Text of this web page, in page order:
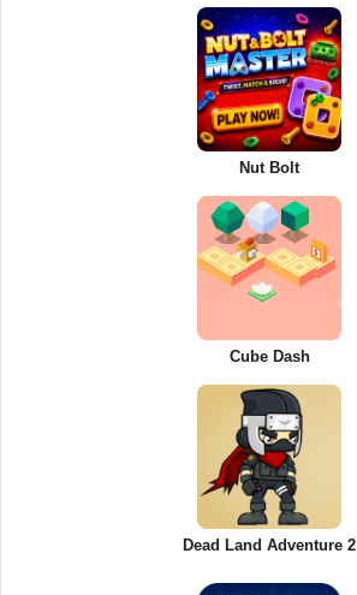
Nut Bolt
Cube Dash
Dead Land Adventure 2